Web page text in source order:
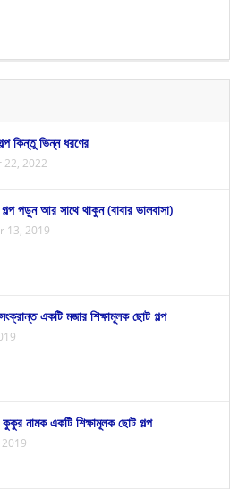
কিন্তু ভিন্ন ধরণের
22, 2022
পড়ুন আর সাথে থাকুন (বাবার ভালবাসা)
13, 2019
একটি মজার শিক্ষামূলক ছোট গল্প
নামক একটি শিক্ষামূলক ছোট গল্প